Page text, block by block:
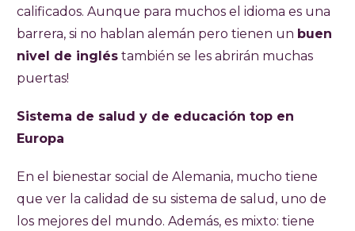
calificados. Aunque para muchos el idioma es una
barrera, si no hablan alemán pero tienen un buen
nivel de inglés también se les abrirán muchas
puertas!
Sistema de salud y de educación top en
Europa
En el bienestar social de Alemania, mucho tiene
que ver la calidad de su sistema de salud, uno de
los mejores del mundo. Además, es mixto: tiene